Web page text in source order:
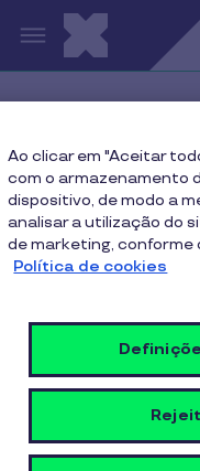
Passar para o
Portugal 2030:
alavancar a sua
Portugal
alavancar
6 min de leitura
Ao clicar em "Aceitar
com o armazenamento
dispositivo, de modo a
analisar a utilização do
de marketing, conforme
Política de cookies